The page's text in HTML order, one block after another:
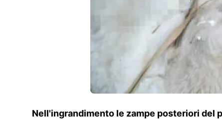
Nell'ingrandimento le zampe posteriori del